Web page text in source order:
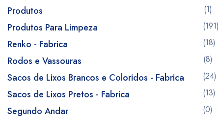
Produtos
(1)
Produtos Para Limpeza (191)
Renko - Fabrica (18)
Rodos e Vassouras (8)
Sacos de Lixos Brancos e Coloridos - Fabrica (24)
Sacos de Lixos Pretos - Fabrica (13)
Segundo Andar (0)